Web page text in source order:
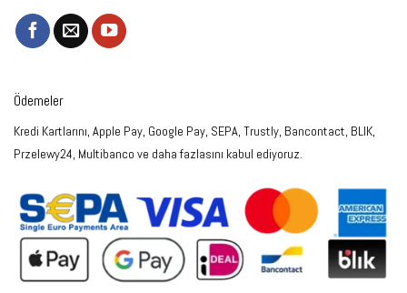
Ödemeler
Kredi Kartlarını, Apple Pay, Google Pay, SEPA, Trustly, Bancontact, BLIK,
Przelewy24, Multibanco ve daha fazlasını kabul ediyoruz.